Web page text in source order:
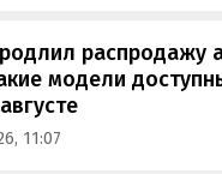
распродажу
модели
11:07